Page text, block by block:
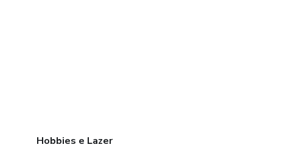
Hobbies e Lazer